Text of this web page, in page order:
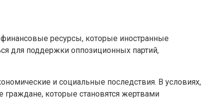
ресурсы, которые иностранные
для поддержки оппозиционных партий,
и социальные последствия. В условиях,
граждане, которые становятся жертвами